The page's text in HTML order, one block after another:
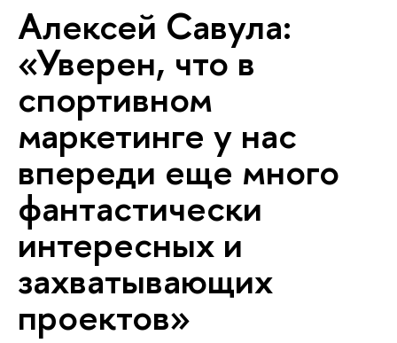
Алексей Савула:
«Уверен, что в
спортивном
маркетинге у нас
впереди еще много
фантастически
интересных и
захватывающих
проектов»